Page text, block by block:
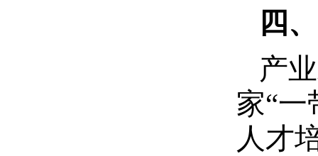
四
产
家“
人才